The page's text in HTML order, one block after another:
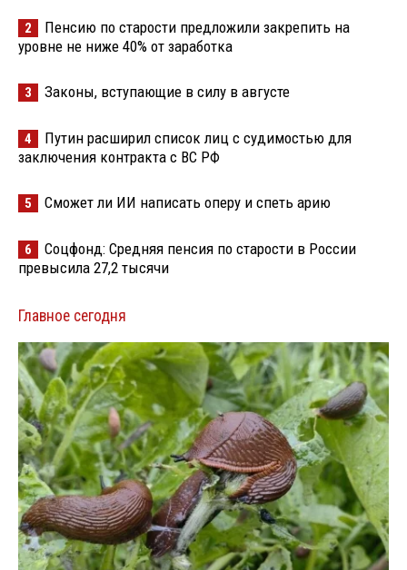
2
Пенсию по старости предложили закрепить на
уровне не ниже 40% от заработка
3 Законы, вступающие в силу в августе
4
Путин расширил список лиц с судимостью для
заключения контракта с ВС РФ
5 Сможет ли ИИ написать оперу и спеть арию
6
Соцфонд: Средняя пенсия по старости в России
превысила 27,2 тысячи
Главное сегодня